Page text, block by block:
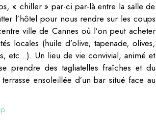
« chiller » par-ci par-là entre la salle de
l’hôtel pour nous rendre sur les coups
ville de Cannes où l’on peut acheter
locales (huile d’olive, tapenade, olives,
etc…). Un lieu de vie convivial, animé et
prendre des tagliatelles fraîches et du
ensoleillée d’un bar situé face au